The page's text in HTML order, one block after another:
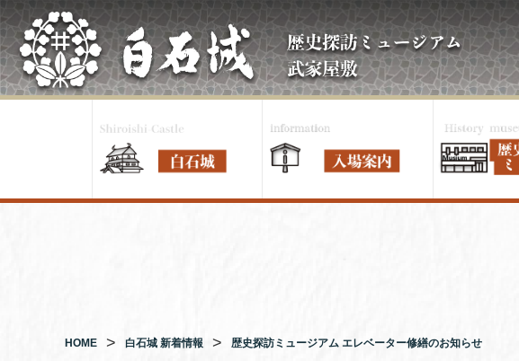
コ
ン
テ
ン
ツ
プ
HOME 白石城 新着情報 歴史探訪ミュージアム エレベーター修繕のお知らせ